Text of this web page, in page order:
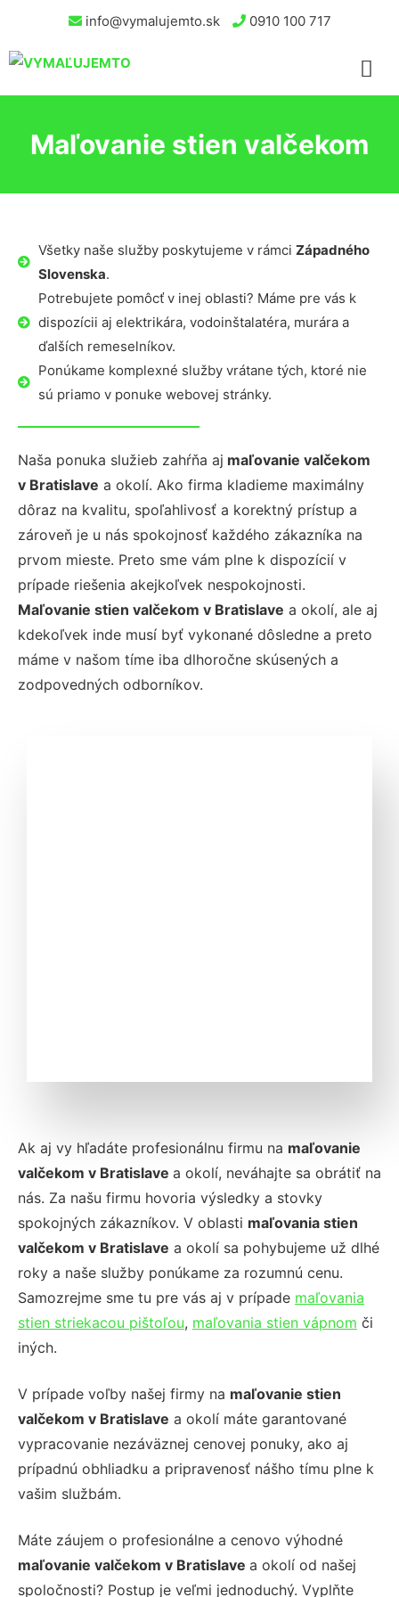
info@vymalujemto.sk 0910 100 717
Maľovanie stien valčekom
Všetky naše služby poskytujeme v rámci Západného
Slovenska.
Potrebujete pomôcť v inej oblasti? Máme pre vás k
dispozícii aj elektrikára, vodoinštalatéra, murára a
ďalších remeselníkov.
Ponúkame komplexné služby vrátane tých, ktoré nie
sú priamo v ponuke webovej stránky.
Naša ponuka služieb zahŕňa aj maľovanie valčekom
v Bratislave a okolí. Ako firma kladieme maximálny
dôraz na kvalitu, spoľahlivosť a korektný prístup a
zároveň je u nás spokojnosť každého zákazníka na
prvom mieste. Preto sme vám plne k dispozícií v
prípade riešenia akejkoľvek nespokojnosti.
Maľovanie stien valčekom v Bratislave a okolí, ale aj
kdekoľvek inde musí byť vykonané dôsledne a preto
máme v našom tíme iba dlhoročne skúsených a
zodpovedných odborníkov.
Ak aj vy hľadáte profesionálnu firmu na maľovanie
valčekom v Bratislave a okolí, neváhajte sa obrátiť na
nás. Za našu firmu hovoria výsledky a stovky
spokojných zákazníkov. V oblasti maľovania stien
valčekom v Bratislave a okolí sa pohybujeme už dlhé
roky a naše služby ponúkame za rozumnú cenu.
Samozrejme sme tu pre vás aj v prípade maľovania
stien striekacou pištoľou, maľovania stien vápnom či
iných.
V prípade voľby našej firmy na maľovanie stien
valčekom v Bratislave a okolí máte garantované
vypracovanie nezáväznej cenovej ponuky, ako aj
prípadnú obhliadku a pripravenosť nášho tímu plne k
vašim službám.
Máte záujem o profesionálne a cenovo výhodné
maľovanie valčekom v Bratislave a okolí od našej
spoločnosti? Postup je veľmi jednoduchý. Vyplňte